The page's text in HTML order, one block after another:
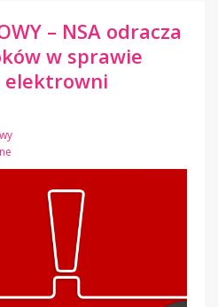
– NSA odracza
w sprawie
elektrowni